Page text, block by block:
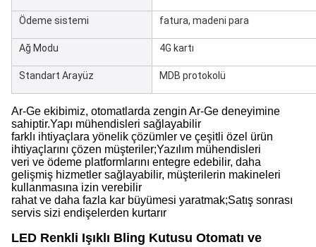
Ödeme sistemi fatura, madeni para
Ağ Modu 4G kartı
Standart Arayüz MDB protokolü
Ar-Ge ekibimiz, otomatlarda zengin Ar-Ge deneyimine
sahiptir.Yapı mühendisleri sağlayabilir
farklı ihtiyaçlara yönelik çözümler ve çeşitli özel ürün
ihtiyaçlarını çözen müşteriler;Yazılım mühendisleri
veri ve ödeme platformlarını entegre edebilir, daha
gelişmiş hizmetler sağlayabilir, müşterilerin makineleri
kullanmasına izin verebilir
rahat ve daha fazla kar büyümesi yaratmak;Satış sonrası
servis sizi endişelerden kurtarır
LED Renkli Işıklı Bling Kutusu Otomatı ve